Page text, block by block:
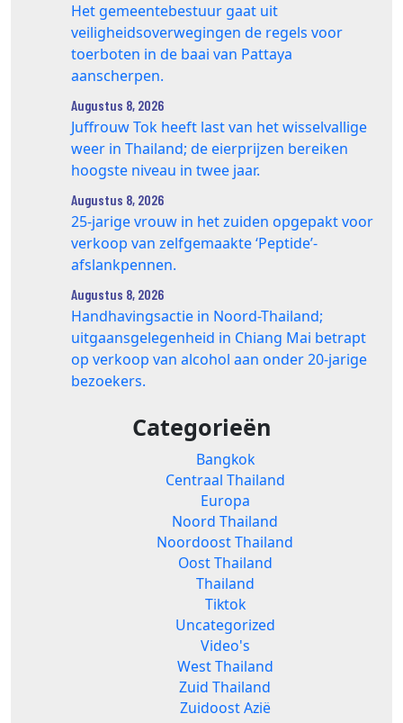
Het gemeentebestuur gaat uit
veiligheidsoverwegingen de regels voor
toerboten in de baai van Pattaya
aanscherpen.
Augustus 8, 2026
Juffrouw Tok heeft last van het wisselvallige
weer in Thailand; de eierprijzen bereiken
hoogste niveau in twee jaar.
Augustus 8, 2026
25‑jarige vrouw in het zuiden opgepakt voor
verkoop van zelfgemaakte ‘Peptide’-
afslankpennen.
Augustus 8, 2026
Handhavingsactie in Noord-Thailand;
uitgaansgelegenheid in Chiang Mai betrapt
op verkoop van alcohol aan onder 20-jarige
bezoekers.
Categorieën
Bangkok
Centraal Thailand
Europa
Noord Thailand
Noordoost Thailand
Oost Thailand
Thailand
Tiktok
Uncategorized
Video's
West Thailand
Zuid Thailand
Zuidoost Azië